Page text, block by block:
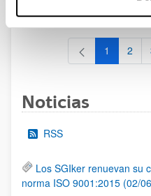
al 30/07/2026 (ambos
Página
1 2
Noticias
RSS
Los SGIker renuevan su
norma ISO 9001:2015 (02/